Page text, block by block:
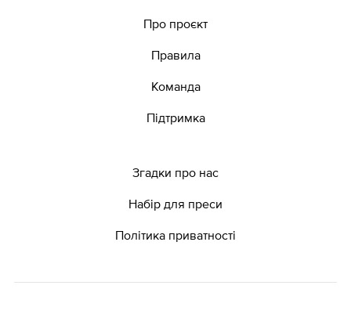
Про проєкт
Правила
Команда
Підтримка
Згадки про нас
Набір для преси
Політика приватності